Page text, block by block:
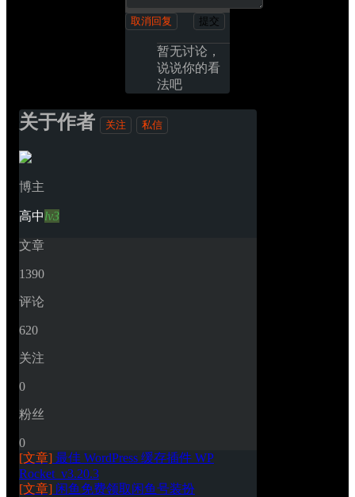
取消回复 提交
暂无讨论，
说说你的看
法吧
关于作者 关注 私信
博主
高中lv3
文章
1390
评论
620
关注
0
粉丝
0
[文章] 最佳 WordPress 缓存插件 WP
Rocket_v3.20.3
[文章] 闲鱼免费领取闲鱼号装扮